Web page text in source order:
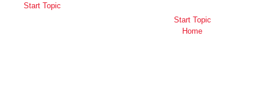
Start Topic
Start Topic
Home